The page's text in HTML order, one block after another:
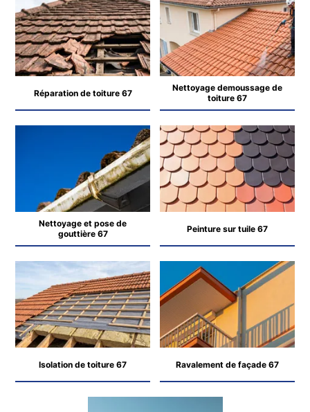
Réparation de toiture 67
Nettoyage demoussage de
toiture 67
Nettoyage et pose de
gouttière 67
Peinture sur tuile 67
Isolation de toiture 67 Ravalement de façade 67